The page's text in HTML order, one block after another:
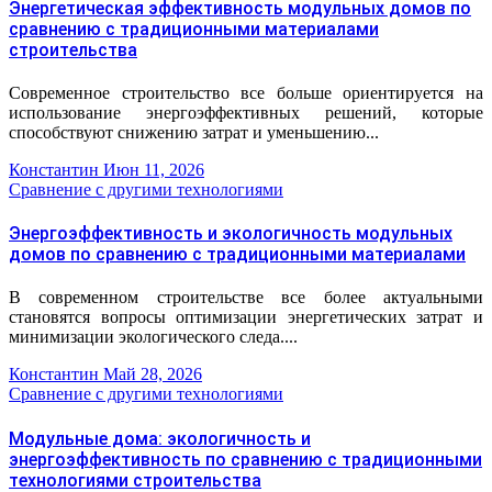
Энергетическая эффективность модульных домов по
сравнению с традиционными материалами
строительства
Современное строительство все больше ориентируется на
использование энергоэффективных решений, которые
способствуют снижению затрат и уменьшению...
Константин Июн 11, 2026
Сравнение с другими технологиями
Энергоэффективность и экологичность модульных
домов по сравнению с традиционными материалами
В современном строительстве все более актуальными
становятся вопросы оптимизации энергетических затрат и
минимизации экологического следа....
Константин Май 28, 2026
Сравнение с другими технологиями
Модульные дома: экологичность и
энергоэффективность по сравнению с традиционными
технологиями строительства